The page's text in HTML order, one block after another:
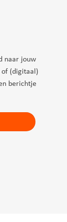
naar jouw
of (digitaal)
berichtje